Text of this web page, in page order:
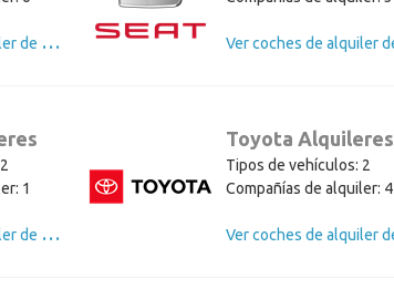
V
er coches de alquiler de Nissan
1
V
er coches de alquiler de Renault
Toyota Alquileres
Tipos de vehículos: 2
Compañías de alquiler: 4